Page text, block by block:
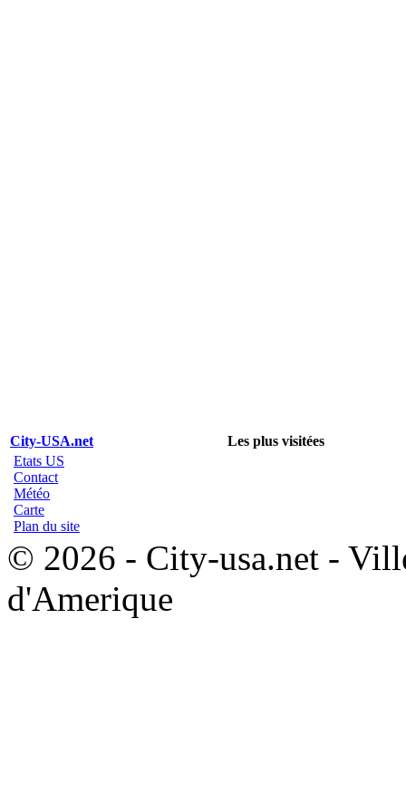
City-USA.net
Les plus visitées
Etats US
Contact
Météo
Carte
Plan du site
© 2026 - City-usa.net -
d'Amerique